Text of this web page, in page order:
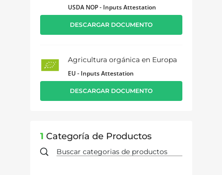
USDA NOP - Inputs Attestation
DESCARGAR DOCUMENTO
Agricultura orgánica en Europa
EU - Inputs Attestation
DESCARGAR DOCUMENTO
1 Categoría de Productos